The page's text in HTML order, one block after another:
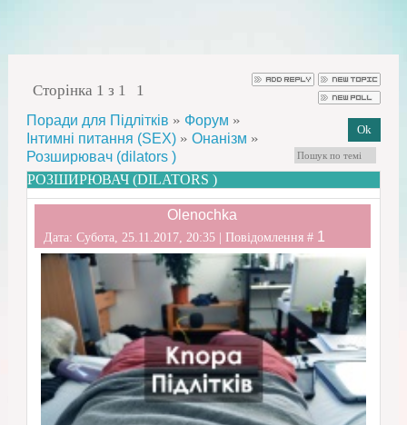
Сторінка 1 з 1 1
Поради для Підлітків » Форум »
Інтимні питання (SEX) » Онанізм »
Розширювач (dilators )
РОЗШИРЮВАЧ (DILATORS )
Olenochka
Дата: Субота, 25.11.2017, 20:35 | Повідомлення # 1